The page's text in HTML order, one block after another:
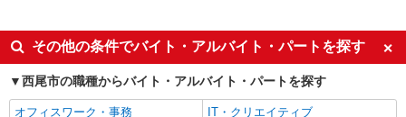
通費全支給(ガソリン代含む)＞
西尾市
キープ 詳細を見る
未経験歓迎
ミドル（40代～）活躍中
週2～3日勤務OK
深夜
交通費支給
社会保険あり
その他の条件でバイト・アルバイト・パートを探す
西尾市の職種からバイト・アルバイト・パートを探す
オフィスワーク・事務
IT・クリエイティブ